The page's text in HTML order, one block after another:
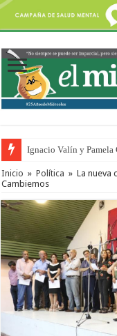
Ignacio Valín y Pamela
Inicio » Política » La nueva
Cambiemos